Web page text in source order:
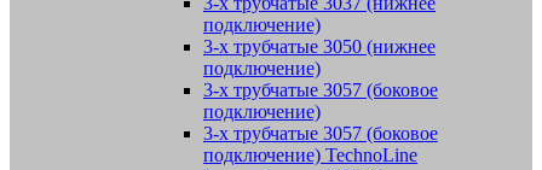
подключение)
3-х трубчатые 3050 (нижнее
подключение)
3-х трубчатые 3057 (боковое
подключение)
3-х трубчатые 3057 (боковое
подключение) TechnoLine